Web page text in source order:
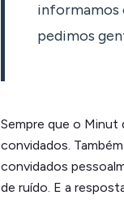
informamos
pedimos
Sempre que o
convidados.
convidados
de ruído. E a